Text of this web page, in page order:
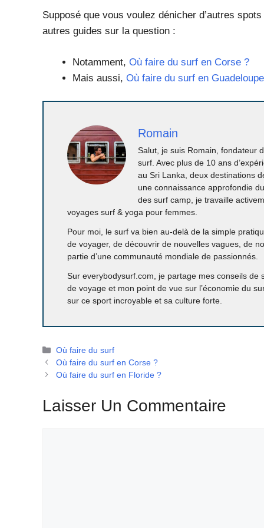
Supposé que vous voulez dénicher d’autres
autres guides sur la question :
Notamment, Où faire du surf en Corse ?
Mais aussi, Où faire du surf en
Romain
Salut, je suis Romain, fondateur
surf. Avec plus de 10 ans
au Sri Lanka, deux destinations
une connaissance approfondie
des surf camp, je travaille
voyages surf & yoga pour femmes.
Pour moi, le surf va bien au-delà de la simple
de voyager, de découvrir de nouvelles vagues, de
partie d’une communauté mondiale de passionnés.
Sur everybodysurf.com, je partage mes conseils
de voyage et mon point de vue sur l’économie du
sur ce sport incroyable et sa culture forte.
Catégories
Où faire du surf
Où faire du surf en Corse ?
Où faire du surf en Floride ?
Laisser Un Commentaire